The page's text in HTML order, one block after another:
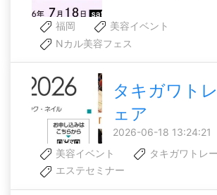
福岡
美容イベント
Nカル美容フェス
タキガワト
ェア
2026-06-18 13:24:21
美容イベント
タキガワトレ
エステセミナー